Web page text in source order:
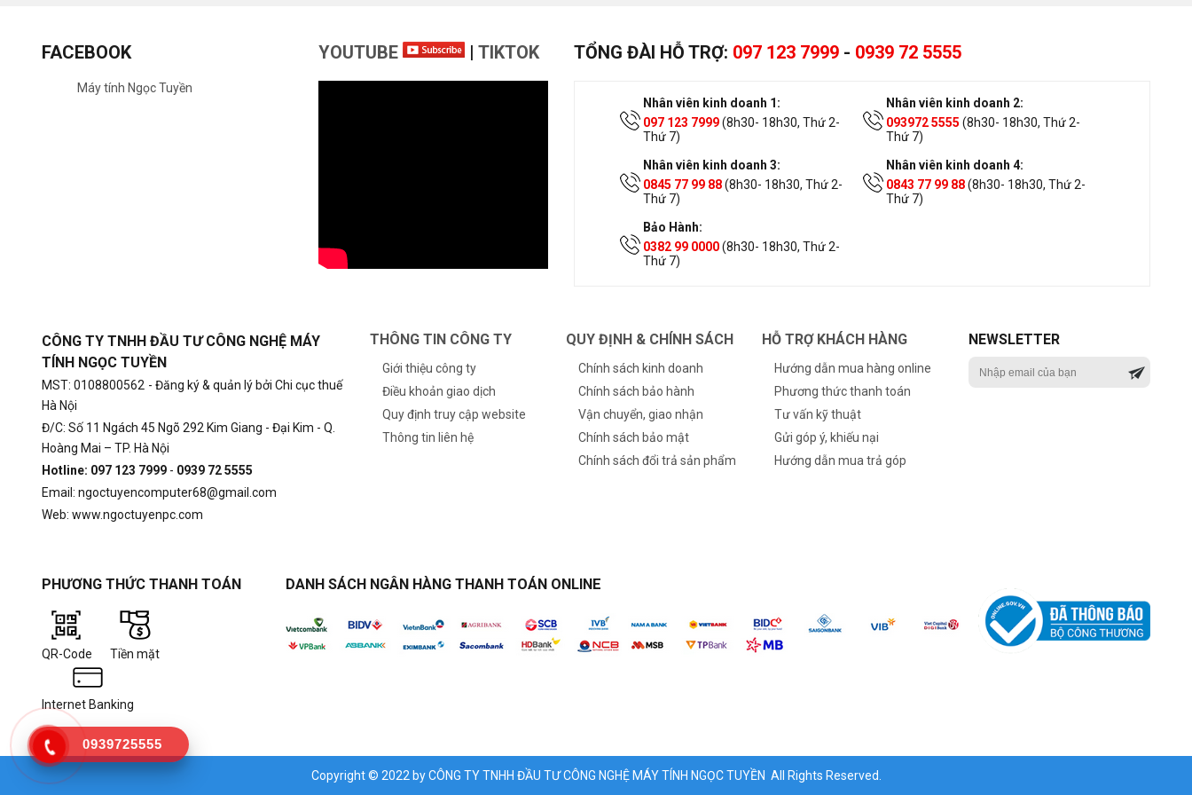
FACEBOOK
Máy tính Ngọc Tuyền
YOUTUBE | TIKTOK TỔNG ĐÀI HỖ TRỢ: 097 123 7999 - 0939 72 5555
Nhân viên kinh doanh 1:
097 123 7999(8h30- 18h30, Thứ 2-
Thứ 7)
Nhân viên kinh doanh 2:
093972 5555 (8h30- 18h30, Thứ 2-
Thứ 7)
Nhân viên kinh doanh 3:
0845 77 99 88(8h30- 18h30, Thứ 2-
Thứ 7)
Nhân viên kinh doanh 4:
0843 77 99 88(8h30- 18h30, Thứ 2-
Thứ 7)
Bảo Hành:
0382 99 0000(8h30- 18h30, Thứ 2-
Thứ 7)
CÔNG TY TNHH ĐẦU TƯ CÔNG NGHỆ MÁY
TÍNH NGỌC TUYỀN
MST: 0108800562 - Đăng ký & quản lý bởi Chi cục thuế
Hà Nội
Đ/C: Số 11 Ngách 45 Ngõ 292 Kim Giang - Đại Kim - Q.
Hoàng Mai – TP. Hà Nội
Hotline: 097 123 7999 - 0939 72 5555
Email: ngoctuyencomputer68@gmail.com
Web: www.ngoctuyenpc.com
THÔNG TIN CÔNG TY
Giới thiệu công ty
Điều khoản giao dịch
Quy định truy cập website
Thông tin liên hệ
QUY ĐỊNH & CHÍNH SÁCH
Chính sách kinh doanh
Chính sách bảo hành
Vận chuyển, giao nhận
Chính sách bảo mật
Chính sách đổi trả sản phẩm
HỖ TRỢ KHÁCH HÀNG
Hướng dẫn mua hàng online
Phương thức thanh toán
Tư vấn kỹ thuật
Gửi góp ý, khiếu nại
Hướng dẫn mua trả góp
NEWSLETTER
PHƯƠNG THỨC THANH TOÁN
QR-Code Tiền mặt
Internet Banking
DANH SÁCH NGÂN HÀNG THANH TOÁN ONLINE
Copyright © 2022 by CÔNG TY TNHH ĐẦU TƯ CÔNG NGHỆ MÁY TÍNH NGỌC TUYỀN All Rights Reserved.
0939725555